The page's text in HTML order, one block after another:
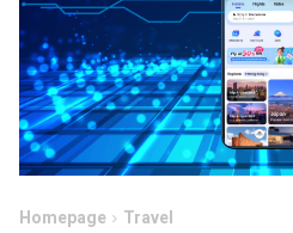
Homepage Travel